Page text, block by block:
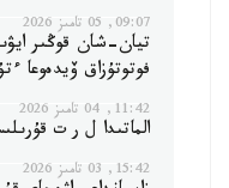
09:07, 05 تامىز 2026
تيان-شان قوڭىر
فوتوتۇزاق ۆيدەوعا
11:42, 04 تامىز 2026
الماتىدا ل ر ت
15:42, 03 تامىز 2026